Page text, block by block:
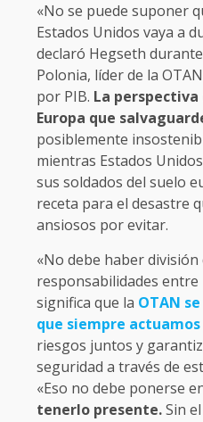
«No se puede suponer
Estados Unidos vaya a
declaró Hegseth
Polonia, líder de la
por PIB. La perspectiva
Europa que
posiblemente
mientras Estados
sus soldados del suelo
receta para el desastre
ansiosos por evitar.
«No debe haber
responsabilidades entre
significa que la OTAN
que siempre
riesgos juntos y
seguridad a través de
«Eso no debe ponerse
tenerlo presente.Sin